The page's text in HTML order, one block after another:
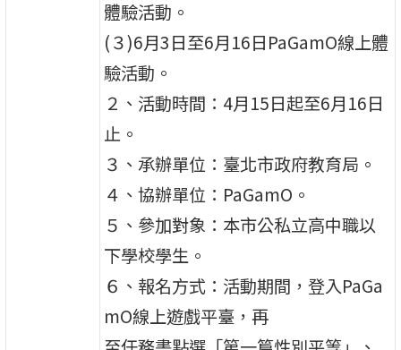
體驗活動。
(３)6月3日至6月16日PaGamO線上體
驗活動。
２、活動時間：4月15日起至6月16日
止。
３、承辦單位：臺北市政府教育局。
４、協辦單位：PaGamO。
５、參加對象：本市公私立高中職以
下學校學生。
６、報名方式：活動期間，登入PaGa
mO線上遊戲平臺，再